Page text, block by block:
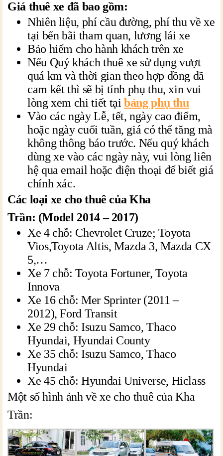
Giá thuê xe đã bao gồm:
Nhiên liệu, phí cầu đường, phí thu về xe
tại bến bãi tham quan, lương lái xe
Bảo hiểm cho hành khách trên xe
Nếu Quý khách thuê xe sử dụng vượt
quá km và thời gian theo hợp đồng đã
cam kết thì sẽ bị tính phụ thu, xin vui
lòng xem chi tiết tạibảng phụ thu
Vào các ngày Lễ, tết, ngày cao điểm,
hoặc ngày cuối tuần, giá có thể tăng mà
không thông báo trước. Nếu quý khách
dùng xe vào các ngày này, vui lòng liên
hệ qua email hoặc điện thoại để biết giá
chính xác.
Các loại xe cho thuê của Kha
Trần: (Model 2014 – 2017)
Xe 4 chỗ: Chevrolet Cruze; Toyota
Vios,Toyota Altis, Mazda 3, Mazda CX
5,…
Xe 7 chỗ: Toyota Fortuner, Toyota
Innova
Xe 16 chỗ: Mer Sprinter (2011 –
2012), Ford Transit
Xe 29 chỗ: Isuzu Samco, Thaco
Hyundai, Hyundai County
Xe 35 chỗ: Isuzu Samco, Thaco
Hyundai
Xe 45 chỗ: Hyundai Universe, Hiclass
Một số hình ảnh về xe cho thuê của Kha
Trần: